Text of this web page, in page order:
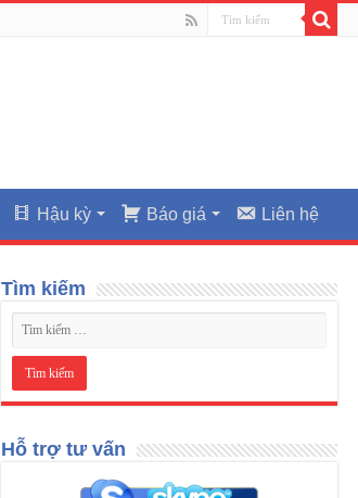
Hậu kỳ Báo giá Liên hệ
Tìm kiếm
Hỗ trợ tư vấn